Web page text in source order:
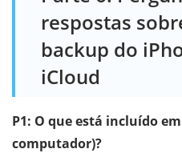
respostas
backup do
iCloud
P1: O que está incluído
computador)?